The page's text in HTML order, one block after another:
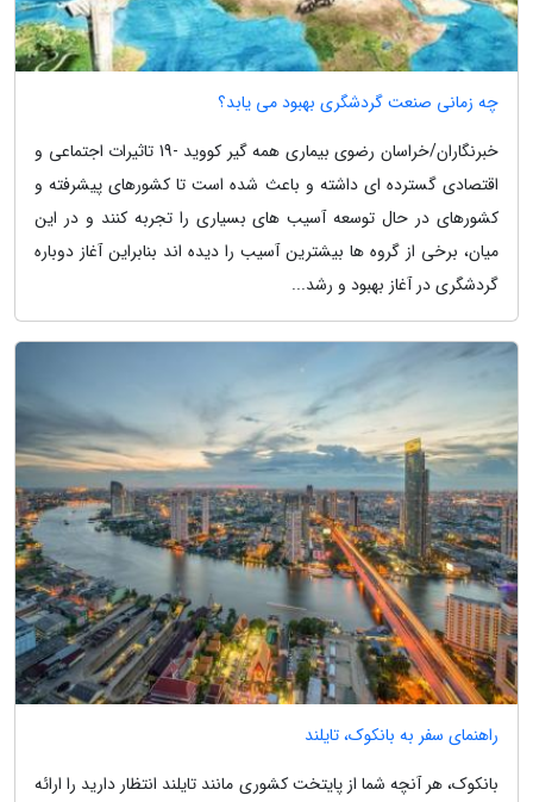
چه زمانی صنعت گردشگری بهبود می یابد؟
خبرنگاران/خراسان رضوی بیماری همه گیر کووید -19 تاثیرات اجتماعی و
اقتصادی گسترده ای داشته و باعث شده است تا کشورهای پیشرفته و
کشورهای در حال توسعه آسیب های بسیاری را تجربه کنند و در این
میان، برخی از گروه ها بیشترین آسیب را دیده اند بنابراین آغاز دوباره
گردشگری در آغاز بهبود و رشد...
راهنمای سفر به بانکوک، تایلند
بانکوک، هر آنچه شما از پایتخت کشوری مانند تایلند انتظار دارید را ارائه